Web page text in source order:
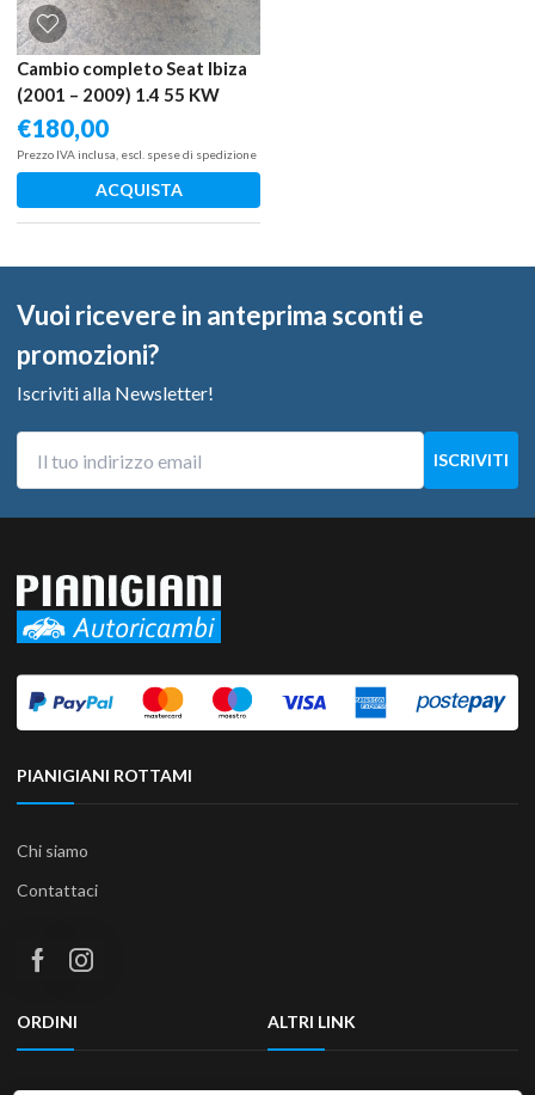
Cambio completo Seat Ibiza
(2001 – 2009) 1.4 55 KW
diesel 02R300040G AMF
€180,00
Prezzo IVA inclusa, escl. spese di spedizione
ACQUISTA
Vuoi ricevere in anteprima sconti e
promozioni?
Iscriviti alla Newsletter!
PIANIGIANI ROTTAMI
Chi siamo
Contattaci
ORDINI ALTRI LINK